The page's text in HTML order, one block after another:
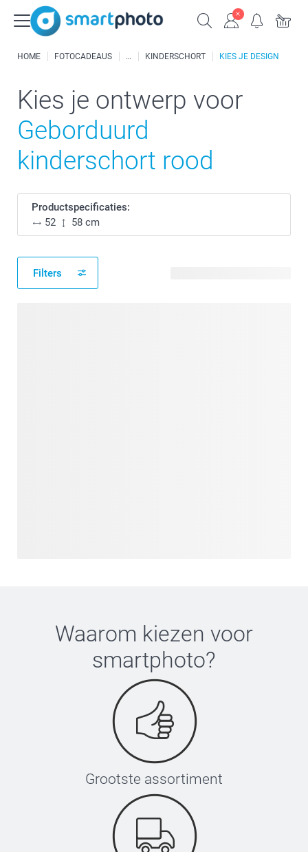
HOME FOTOCADEAUS KINDERSCHORT KIES JE DESIGN
Kies je ontwerp voor
Geborduurd
kinderschort rood
Productspecificaties:
52
58 cm
Filters
Waarom kiezen voor
smartphoto?
Grootste assortiment